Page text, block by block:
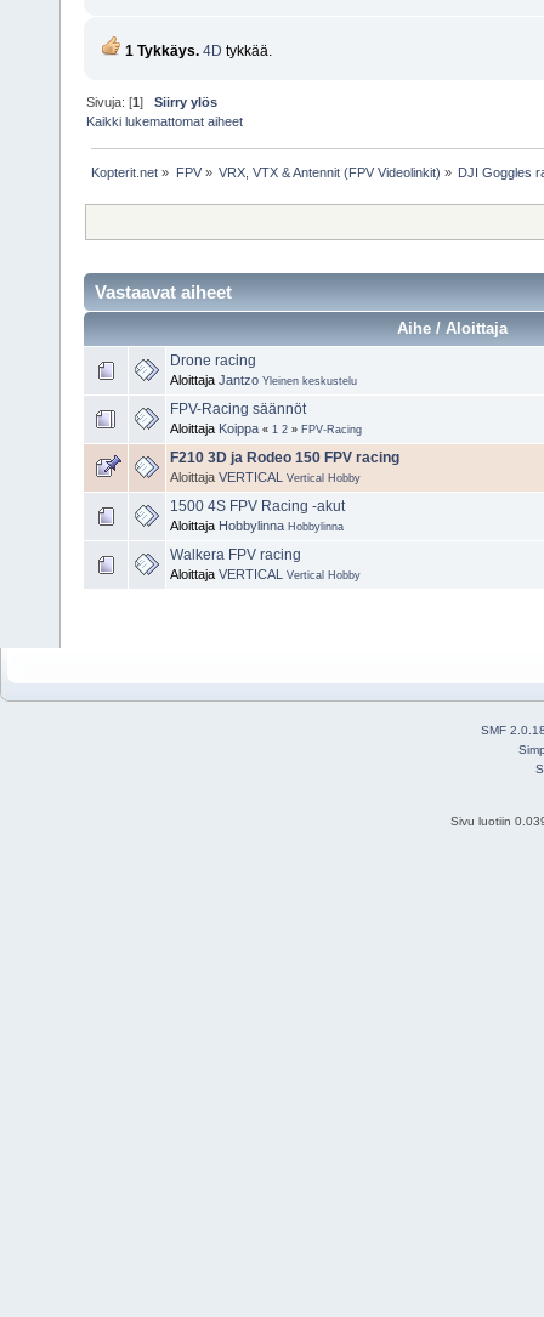
1 Tykkäys. 4D tykkää.
Sivuja: [1]Siirry ylös
Kaikki lukemattomat aiheet
Kopterit.net » FPV» VRX, VTX & Antennit (FPV Videolinkit) » DJI Goggles
Vastaavat aiheet
Aihe / Aloittaja
Drone racing
Aloittaja Jantzo Yleinen keskustelu
FPV-Racing säännöt
Aloittaja Koippa « 1 2 » FPV-Racing
F210 3D ja Rodeo 150 FPV racing
Aloittaja VERTICAL Vertical Hobby
1500 4S FPV Racing -akut
Aloittaja Hobbylinna Hobbylinna
Walkera FPV racing
Aloittaja VERTICAL Vertical Hobby
SMF
Sivu luotiin